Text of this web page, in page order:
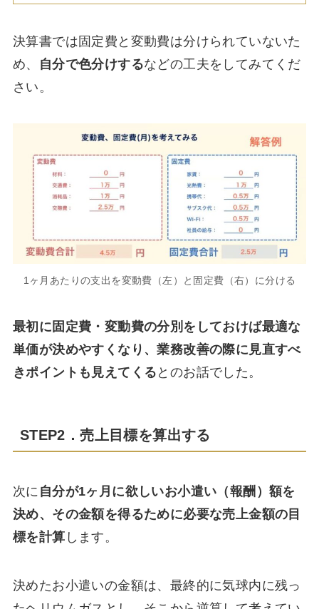
決算書では固定費と変動費は分けられていないた
め、
自分で色分けするなどの工夫をしてみてくだ
さい。
1ヶ月あたりの支出を変動費（左）と固定費（右）に分ける
最初に固定費・変動費の分別をしておけば最適な
単価が決めやすくなり、業務改善の際に見直すべ
きポイントも見えてくる とのお話でした。
STEP2．売上目標を算出する
次に 自分が1ヶ月に欲しいお小遣い（報酬）額を
決め、その金額を得るために必要な売上金額の目
標を計算 します。
決めたお小遣いの金額は、最終的に気球内に残っ